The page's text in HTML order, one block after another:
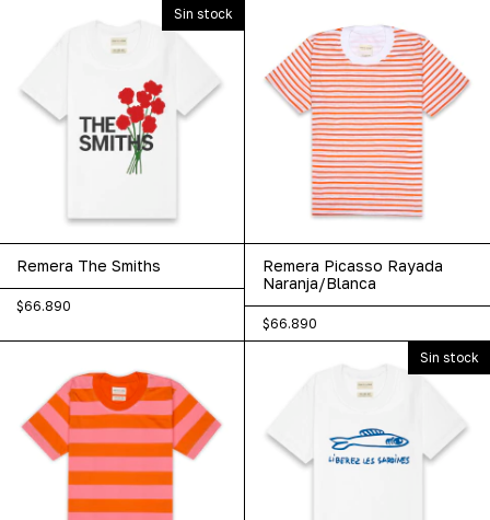
Sin stock
Remera The Smiths
$66.890
Remera Picasso Rayada
Naranja/Blanca
$66.890
Sin stock